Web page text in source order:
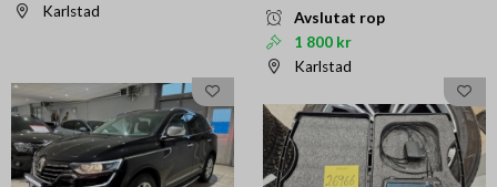
Karlstad
Avslutat rop
1 800 kr
Karlstad